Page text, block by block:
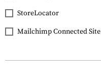
StoreLocator
Mailchimp Connected Site